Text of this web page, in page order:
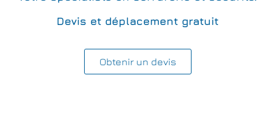
Devis et déplacement gratuit
Obtenir un devis